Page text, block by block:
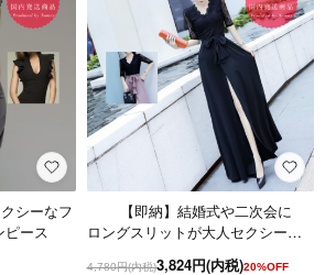
シーなフ
ピース
【即納】結婚式や二次会に
ロングスリットが大人セクシーな
4,780円(内税)3,824円(内税)20%OFF